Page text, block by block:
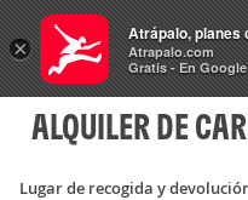
Rent
a Car
ALQUILER DE
Lugar de recogida y
×
Atrápalo, planes
Atrapalo.com
Gratis - En